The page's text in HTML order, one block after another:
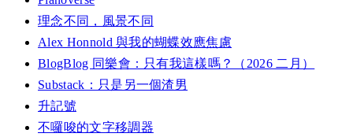
理念不同，風景不同
Alex Honnold 與我的蝴蝶效應焦慮
BlogBlog 同樂會：只有我這樣嗎？（2026 二月）
Substack：只是另一個渣男
升記號
不囉唆的文字移調器